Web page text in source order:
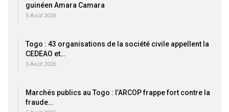
guinéen Amara Camara
5 Août 2026
Togo : 43 organisations de la société civile appellent la
CEDEAO et…
5 Août 2026
Marchés publics au Togo : l’ARCOP frappe fort contre la
fraude…